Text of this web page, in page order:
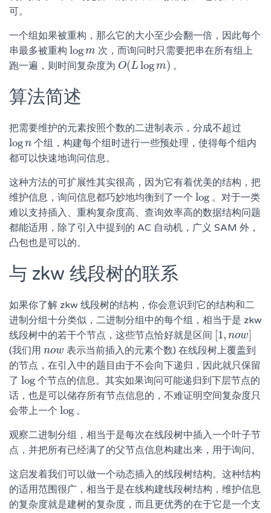
可。
一个组如果被重构，那么它的大小至少会翻一倍，因此每个
串最多被重构 logm
logm 次，而询问时只需要把串在所有组上
跑一遍，则时间复杂度为 O(L logm)
O(Llogm) 。
算法简述
把需要维护的元素按照个数的二进制表示，分成不超过
logn
logn 个组，构建每个组时进行一些预处理，使得每个组内
都可以快速地询问信息。
这种方法的可扩展性其实很高，因为它有着优美的结构，把
维护信息，询问信息都巧妙地均衡到了一个 log
log。对于一类
难以支持插入、重构复杂度高、查询效率高的数据结构问题
都能适用，除了引入中提到的 AC 自动机，广义 SAM 外，
凸包也是可以的。
与 zkw 线段树的联系
如果你了解 zkw 线段树的结构，你会意识到它的结构和二
进制分组十分类似，二进制分组中的每个组，相当于是 zkw
线段树中的若干个节点，这些节点恰好就是区间 [1, now]
1, now]
(我们用 now
now 表示当前插入的元素个数) 在线段树上覆盖到
的节点，在引入中的题目由于不会向下递归，因此就只保留
了 log
log个节点的信息。其实如果询问可能递归到下层节点的
话，也是可以储存所有节点信息的，不难证明空间复杂度只
会带上一个 log
log。
观察二进制分组，相当于是每次在线段树中插入一个叶子节
点，并把所有已经满了的父节点信息构建出来，用于询问。
这启发着我们可以做一个动态插入的线段树结构。这种结构
的适用范围很广，相当于是在线构建线段树结构，维护信息
的复杂度就是建树的复杂度，而且更优秀的在于它是一个支